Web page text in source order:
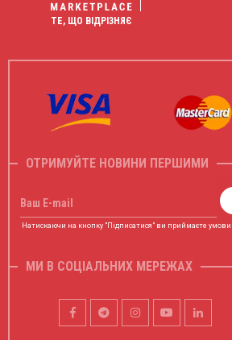
ТЕ, ЩО ВІДРІЗНЯЄ
ОТРИМУЙТЕ НОВИНИ ПЕРШИМИ
Ваш E-mail
Натискаючи на кнопку "Підписатися" ви приймаєте умови
МИ В СОЦІАЛЬНИХ МЕРЕЖАХ